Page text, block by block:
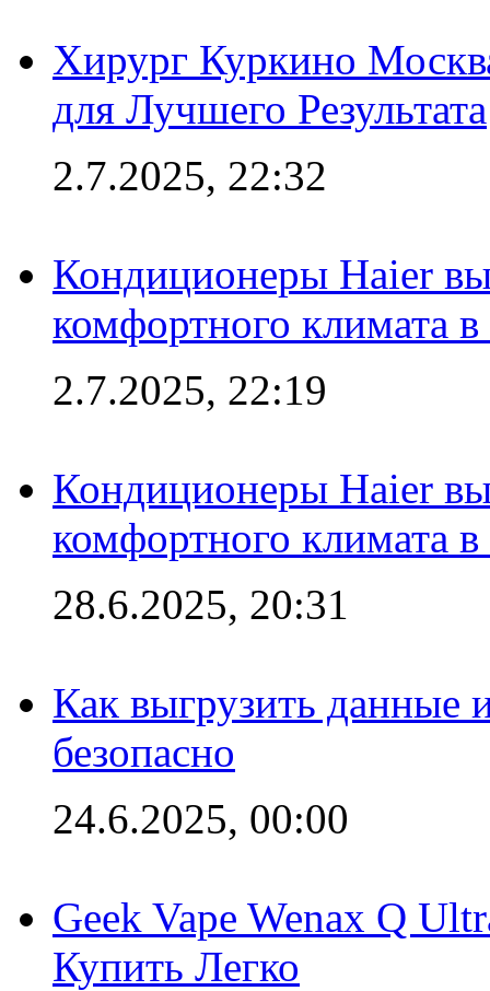
Хирург Куркино
для Лучшего Результата
2.7.2025, 22:32
Кондиционеры Haier
комфортного климата
2.7.2025, 22:19
Кондиционеры Haier
комфортного климата
28.6.2025, 20:31
Как выгрузить данные
безопасно
24.6.2025, 00:00
Geek Vape Wenax Q
Купить Легко